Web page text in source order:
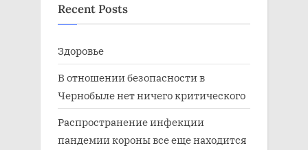
Recent Posts
Здоровье
В отношении безопасности в
Чернобыле нет ничего критического
Распространение инфекции
пандемии короны все еще находится